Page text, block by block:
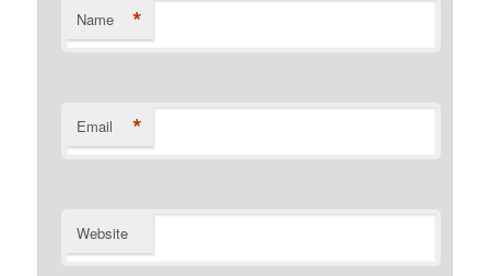
Name *
Email *
Website